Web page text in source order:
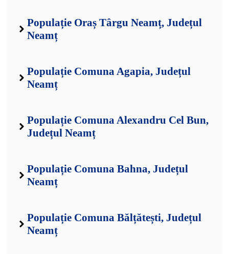
Populație Oraș Târgu Neamț, Județul
Neamț
Populație Comuna Agapia, Județul
Neamț
Populație Comuna Alexandru Cel Bun,
Județul Neamț
Populație Comuna Bahna, Județul
Neamț
Populație Comuna Bălțătești, Județul
Neamț